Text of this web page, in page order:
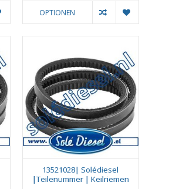
OPTIONEN
13521028| Solédiesel
|Teilenummer | Keilriemen